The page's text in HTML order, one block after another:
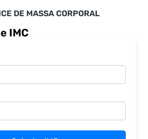
DE MASSA CORPORAL
IMC